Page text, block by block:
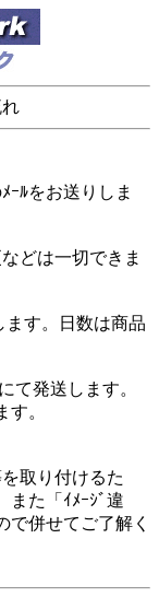
ｰﾙをお送りしま
どは一切できま
ます。日数は商品
て発送します。
。
取り付けるた
また「ｲﾒｰｼﾞ違
で併せてご了解く